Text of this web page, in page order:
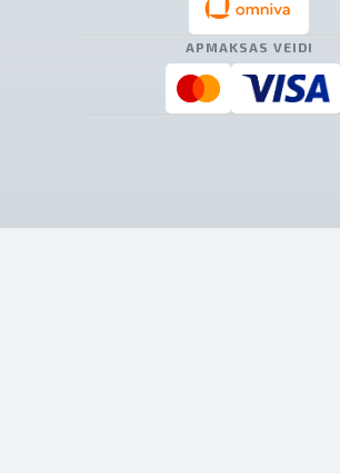
APMAKSAS VEIDI